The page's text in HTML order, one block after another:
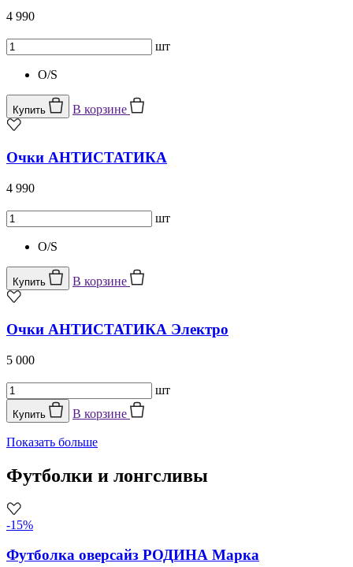
4 990
шт
O/S
Купить В корзине
Очки АНТИСТАТИКА
4 990
шт
O/S
Купить В корзине
Очки АНТИСТАТИКА Электро
5 000
шт
Купить В корзине
Показать больше
Футболки и лонгсливы
-15%
Футболка оверсайз РОДИНА Марка